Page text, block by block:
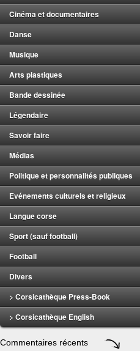
Cinéma et documentaires
Danse
Musique
Arts plastiques
Bande dessinée
Légendaire
Savoir faire
Médias
Politique et personnalités publiques
Evénements culturels et religieux
Langue corse
Sport (sauf football)
Football
Divers
> Corsicathèque Press-Book
> Corsicathèque English
Commentaires récents